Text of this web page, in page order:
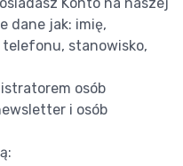
dane jak: imię,
stanowisko,
osób
i osób